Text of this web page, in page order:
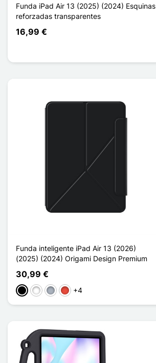
Funda iPad Air 13 (2025) (2024) Esquinas
reforzadas transparentes
16,99 €
Funda inteligente iPad Air 13 (2026)
(2025) (2024) Origami Design Premium
30,99 €
NegroBlanco
Gris Rojo+4